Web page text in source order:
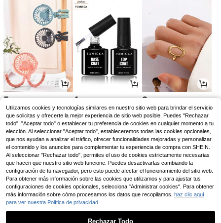
5 4 3
3 3 2
Utilizamos cookies y tecnologías similares en nuestro sitio web para brindar el servicio
que solicitas y ofrecerte la mejor experiencia de sitio web posible. Puedes "Rechazar
todo", "Aceptar todo" o establecer tu preferencia de cookies en cualquier momento a tu
elección. Al seleccionar "Aceptar todo", estableceremos todas las cookies opcionales,
que nos ayudan a analizar el tráfico, ofrecer funcionalidades mejoradas y personalizar
el contenido y los anuncios para complementar tu experiencia de compra con SHEIN.
Al seleccionar "Rechazar todo", permites el uso de cookies estrictamente necesarias
que hacen que nuestro sitio web funcione. Puedes desactivarlas cambiando la
configuración de tu navegador, pero esto puede afectar el funcionamiento del sitio web.
Para obtener más información sobre las cookies que utilizamos y para ajustar tus
configuraciones de cookies opcionales, selecciona "Administrar cookies". Para obtener
más información sobre cómo procesamos los datos que recopilamos, haz clic aquí
para ver nuestra Política de privacidad.
Rechazar Todo